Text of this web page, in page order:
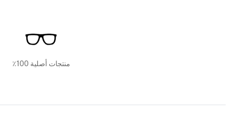
منتجات أصلية 100٪